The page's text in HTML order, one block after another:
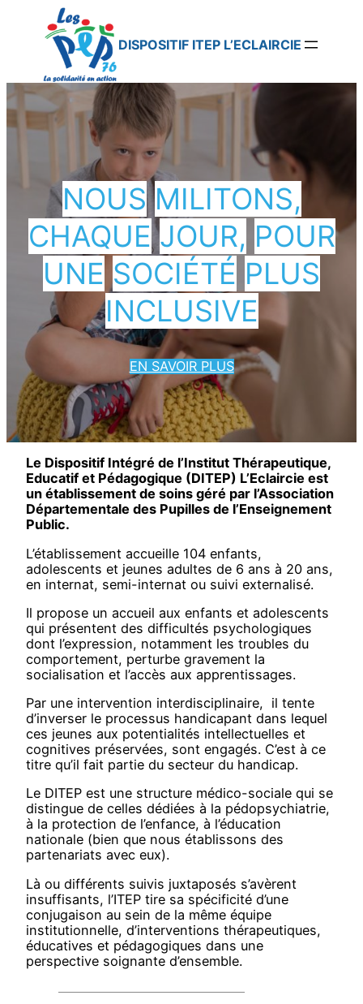
DISPOSITIF ITEP L’ECLAIRCIE
NOUS MILITONS,
CHAQUE JOUR, POUR
UNE SOCIÉTÉ PLUS
INCLUSIVE
EN SAVOIR PLUS
Le Dispositif Intégré de l’Institut Thérapeutique,
Educatif et Pédagogique (DITEP) L’Eclaircie est
un établissement de soins géré par l’Association
Départementale des Pupilles de l’Enseignement
Public.
L’établissement accueille 104 enfants,
adolescents et jeunes adultes de 6 ans à 20 ans,
en internat, semi-internat ou suivi externalisé.
Il propose un accueil aux enfants et adolescents
qui présentent des difficultés psychologiques
dont l’expression, notamment les troubles du
comportement, perturbe gravement la
socialisation et l’accès aux apprentissages.
Par une intervention interdisciplinaire, il tente
d’inverser le processus handicapant dans lequel
ces jeunes aux potentialités intellectuelles et
cognitives préservées, sont engagés. C’est à ce
titre qu’il fait partie du secteur du handicap.
Le DITEP est une structure médico-sociale qui se
distingue de celles dédiées à la pédopsychiatrie,
à la protection de l’enfance, à l’éducation
nationale (bien que nous établissons des
partenariats avec eux).
Là ou différents suivis juxtaposés s’avèrent
insuffisants, l’ITEP tire sa spécificité d’une
conjugaison au sein de la même équipe
institutionnelle, d’interventions thérapeutiques,
éducatives et pédagogiques dans une
perspective soignante d’ensemble.